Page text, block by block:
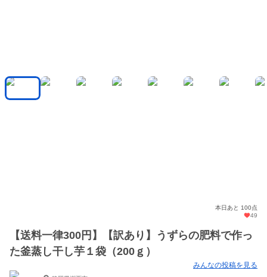
本日あと 100点
49
【送料一律300円】【訳あり】うずらの肥料で作っ
た釜蒸し干し芋１袋（200ｇ）
みんなの投稿を見る